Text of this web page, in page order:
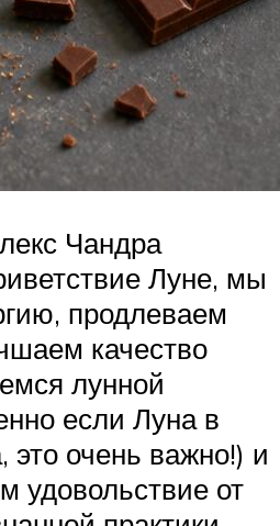
Чандра
Луне, мы
продлеваем
качество
лунной
если Луна в
это очень важно!) и
удовольствие от